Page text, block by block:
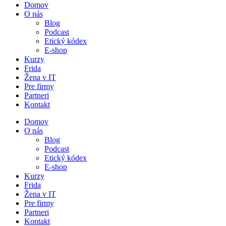
Domov
O nás
Blog
Podcast
Etický kódex
E-shop
Kurzy
Frida
Žena v IT
Pre firmy
Partneri
Kontakt
Domov
O nás
Blog
Podcast
Etický kódex
E-shop
Kurzy
Frida
Žena v IT
Pre firmy
Partneri
Kontakt